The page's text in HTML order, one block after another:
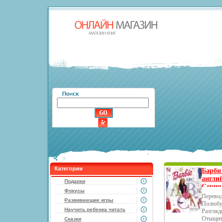
Категории
Подарки
Фокусы
Развивающие игры
Научить ребенка читать
Сказки
Барби
7323e.